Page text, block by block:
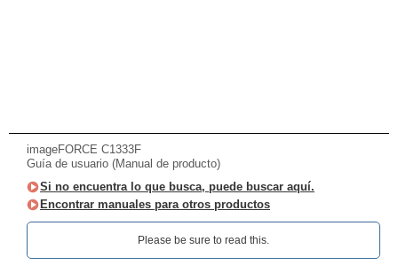
imageFORCE C1333F
Guía de usuario (Manual de producto)
Si no encuentra lo que busca, puede buscar aquí.
Encontrar manuales para otros productos
Please be sure to read this.‎